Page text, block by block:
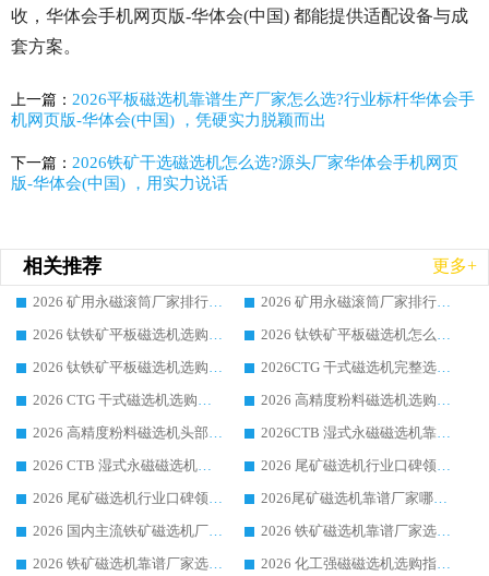
收，华体会手机网页版-华体会(中国) 都能提供适配设备与成
套方案。
上一篇： 2026平板磁选机靠谱生产厂家怎么选?行业标杆华体会手
机网页版-华体会(中国) ，凭硬实力脱颖而出
下一篇： 2026铁矿干选磁选机怎么选?源头厂家华体会手机网页
版-华体会(中国) ，用实力说话
相关推荐 更多+
2026 矿用永磁滚筒厂家排行榜选购干货指南 行业口碑标杆华体会手机网页版-华体会(中国) 实力出众
2026 矿用永磁滚筒厂家排行榜选购指南，行业口碑领域强者华体会手机网页版-华体会(中国)
2026 钛铁矿平板磁选机选购全攻略 市场公认优质品牌厂家实力排行榜
2026 钛铁矿平板磁选机怎么选 靠谱生产企业实力排行榜选购参考攻略
2026 钛铁矿平板磁选机选购指南 行业口碑优选品牌生产企业实力排行榜
2026CTG 干式磁选机完整选购指南 行业口碑顶尖靠谱生产龙头厂家实力推荐
2026 CTG 干式磁选机选购指南|行业口碑靠谱生产厂家领域强者推荐
2026 高精度粉料磁选机选购全攻略 行业优质品牌华体会手机网页版-华体会(中国) 实力深度解析
2026 高精度粉料磁选机头部厂家选购指南 行业口碑靠谱品牌推荐 领域强者华体会手机网页版-华体会(中国) 解析
2026CTB 湿式永磁磁选机靠谱厂家实力排行榜 铁矿选矿设备采购全流程选购指南
2026 CTB 湿式永磁磁选机选购指南|行业口碑良好品牌推荐，领域强者华体会手机网页版-华体会(中国)
2026 尾矿磁选机行业口碑领域强者，源头直供国内主流厂家华体会手机网页版-华体会(中国) 一站式服务
2026 尾矿磁选机行业口碑领域强者，源头直供国内主流厂家华体会手机网页版-华体会(中国) 一站式服务
2026尾矿磁选机靠谱厂家哪家好 行业口碑领域强者华体会手机网页版-华体会(中国) 推荐
2026 国内主流铁矿磁选机厂家选购指南|行业口碑好品牌推荐，领域强者华体会手机网页版-华体会(中国)
2026 铁矿磁选机靠谱厂家选购全攻略 行业标杆华体会手机网页版-华体会(中国) 设备性价比出众
2026 铁矿磁选机靠谱厂家选购指南，领域强者华体会手机网页版-华体会(中国) 铁矿磁选机性价比高
2026 化工强磁磁选机选购指南 5 家行业口碑靠谱厂家领域强者推荐